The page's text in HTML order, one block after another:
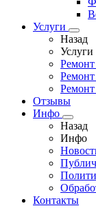
Услуги
Назад
Услуги
Ремонт
Отзывы
Инфо
Назад
Инфо
Контакты